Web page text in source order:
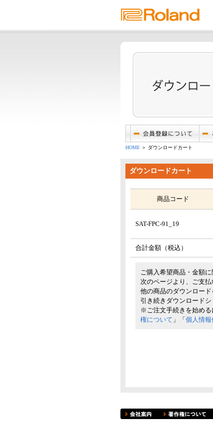
HOME ＞ ダウンロードカート
ダウンロードカート
商品コード
SAT-FPC-91_19
合計金額（税込）
ご購入希望商品・金額
次のページより、ご支払
他の商品のダウンロー
引き続きダウンロード
※ご注文手続きを始める
権について 」「 個人情